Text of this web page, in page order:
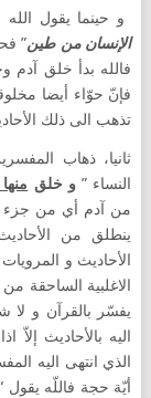
و حينما يقول
الإنسان من طين”
فالله بدأ خلق
فإنّ حوّاء أيضا
تذهب الى ذلك
ثانيا، ذهاب
النساء ”و خلق
من آدم أي من جزء
ينطلق من
الأحاديث و
الاغلبية الساحقة
يفسّر بالقرآن و لا
اليه بالأحاديث إلاّ
الذي انتهى اليه
أيّة حجة فاللّه يقول